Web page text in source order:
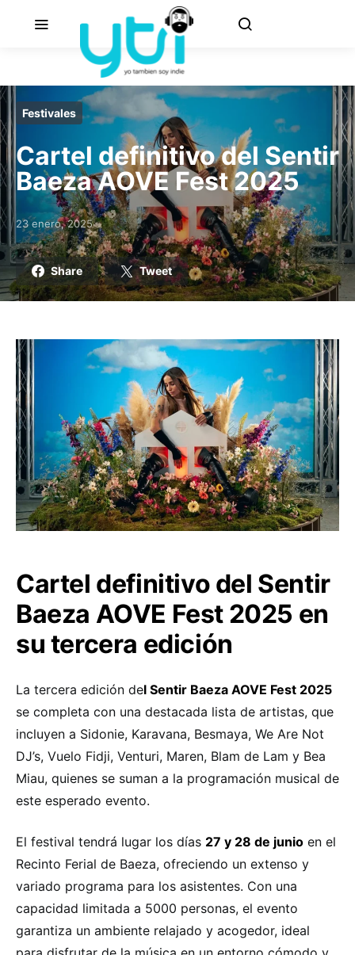
Festivales
Cartel definitivo del Sentir
Baeza AOVE Fest 2025
Posted on
23 enero, 2025
Share Tweet
Cartel definitivo del Sentir
Baeza AOVE Fest 2025 en
su tercera edición
La tercera edición del Sentir Baeza AOVE Fest 2025
se completa con una destacada lista de artistas, que
incluyen a Sidonie, Karavana, Besmaya, We Are Not
DJ’s, Vuelo Fidji, Venturi, Maren, Blam de Lam y Bea
Miau, quienes se suman a la programación musical de
este esperado evento.
El festival tendrá lugar los días 27 y 28 de junio en el
Recinto Ferial de Baeza, ofreciendo un extenso y
variado programa para los asistentes. Con una
capacidad limitada a 5000 personas, el evento
garantiza un ambiente relajado y acogedor, ideal